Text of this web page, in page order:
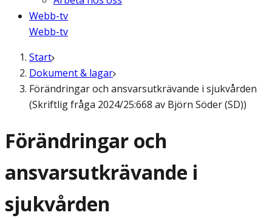
Webb-tv
Webb-tv
Start
Dokument & lagar
Förändringar och ansvarsutkrävande i sjukvården
(Skriftlig fråga 2024/25:668 av Björn Söder (SD))
Förändringar och
ansvarsutkrävande i
sjukvården